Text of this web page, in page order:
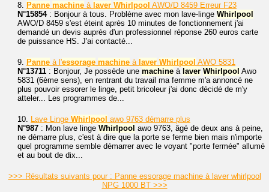
8. Panne machine à laver Whirlpool AWO/D 8459 Erreur F23
N°15854: Bonjour à tous. Problème avec mon lave-linge Whirlpool
AWO/D 8459 s'est éteint après 10 minutes de fonctionnement j'ai
demandé un devis auprès d'un professionnel réponse 260 euros carte
de puissance HS. J'ai contacté...
9. Panne à l'essorage machine à laver Whirlpool AWO 5831
N°13711 : Bonjour, Je possède une machine à laver Whirlpool Awo
5831 (6ème sens), en rentrant du travail ma femme m'a annoncé ne
plus pouvoir essorer le linge, petit bricoleur j'ai donc décidé de m'y
atteler... Les programmes de...
10. Lave Linge Whirlpool awo 9763 démarre plus
N°987 : Mon lave linge Whirlpool awo 9763, âgé de deux ans à peine,
ne démarre plus, c'est à dire que la porte se ferme bien mais n'importe
quel programme semble démarrer avec le voyant "porte fermée" allumé
et au bout de dix...
>>> Résultats suivants pour : Panne essorage machine à laver whirlpool
NPG 1000 BT >>>